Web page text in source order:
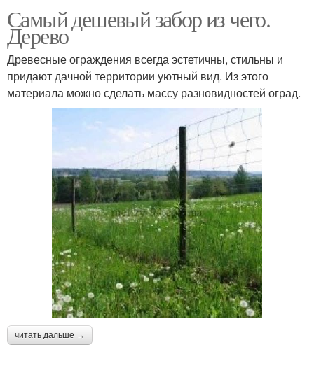
Самый дешевый забор из чего.
Дерево
Древесные ограждения всегда эстетичны, стильны и
придают дачной территории уютный вид. Из этого
материала можно сделать массу разновидностей оград.
читать дальше →